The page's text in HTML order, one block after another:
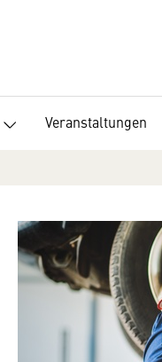
Veranstaltungen